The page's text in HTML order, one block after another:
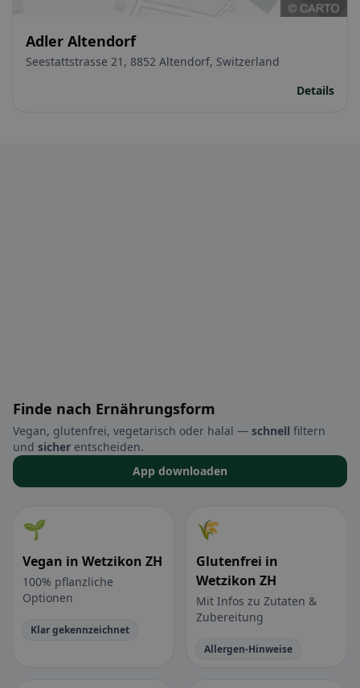
Adler Altendorf
Seestattstrasse 21, 8852 Altendorf, Switzerland
Details
Finde nach Ernährungsform
Vegan, glutenfrei, vegetarisch oder halal — schnell filtern
und sicher entscheiden.
App downloaden
🌱
Vegan in Wetzikon ZH
100% pflanzliche
Optionen
Klar gekennzeichnet
🌾
Glutenfrei in
Wetzikon ZH
Mit Infos zu Zutaten &
Zubereitung
Allergen-Hinweise